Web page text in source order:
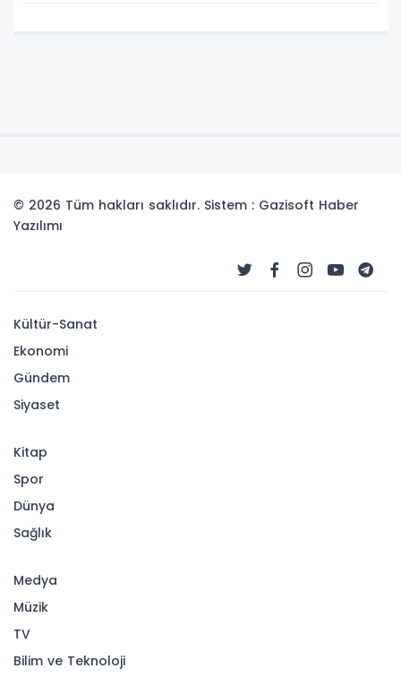
© 2026 Tüm hakları saklıdır. Sistem : Gazisoft Haber
Yazılımı
Kültür-Sanat
Ekonomi
Gündem
Siyaset
Kitap
Spor
Dünya
Sağlık
Medya
Müzik
TV
Bilim ve Teknoloji